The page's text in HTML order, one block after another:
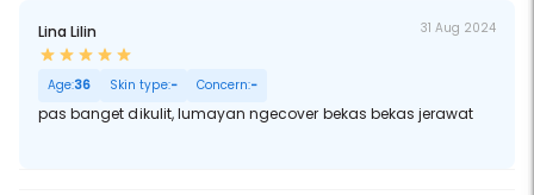
Lina Lilin 31 Aug 2024
Age:36 Skin type:- Concern:-
pas banget dikulit, lumayan ngecover bekas bekas jerawat